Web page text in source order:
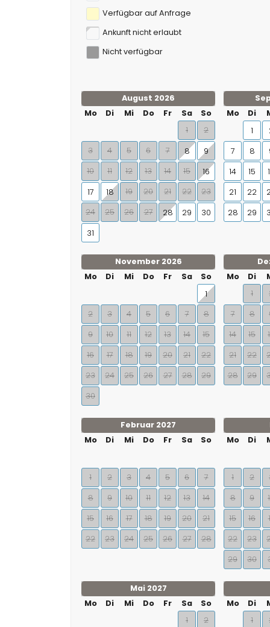
Verfügbar auf Anfrage
Ankunft nicht erlaubt
Nicht verfügbar
August 2026
Mo
Di Mi Do Fr Sa
So
1
2
3
4 5 6 7 8
9
10
11 12 13 14 15
16
17
18 19 20 21 22
23
24
25 26 27 28 29
30
31
Mo
Di
1
7
8
14
15
21
22
28
29
November 2026
Mo
Di Mi Do Fr Sa
So
1
2
3 4 5 6 7
8
9
10 11 12 13 14
15
16
17 18 19 20 21
22
23
24 25 26 27 28
29
30
Mo
Di
1
7
8
14
15
21
22
28
29
Februar 2027
Mo
Di Mi Do Fr Sa So
1 2 3 4 5 6
7
8
9 10 11 12 13
14
15
16 17 18 19 20
21
22
23 24 25 26 27 28
Mo
Di
1 2
8
9
15
16
22
23
29
30
Mai 2027
Mo
Di Mi Do Fr Sa
So
1
2
Mo
Di
1